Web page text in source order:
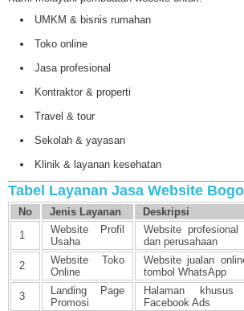
UMKM & bisnis rumahan
Toko online
Jasa profesional
Kontraktor & properti
Travel & tour
Sekolah & yayasan
Klinik & layanan kesehatan
Tabel Layanan Jasa Website
No Jenis Layanan
Deskripsi
1
Website Profil
Usaha
Website
dan perusahaan
2
Website Toko
Online
Website jualan
tombol WhatsApp
3
Landing Page
Promosi
Halaman
Facebook Ads